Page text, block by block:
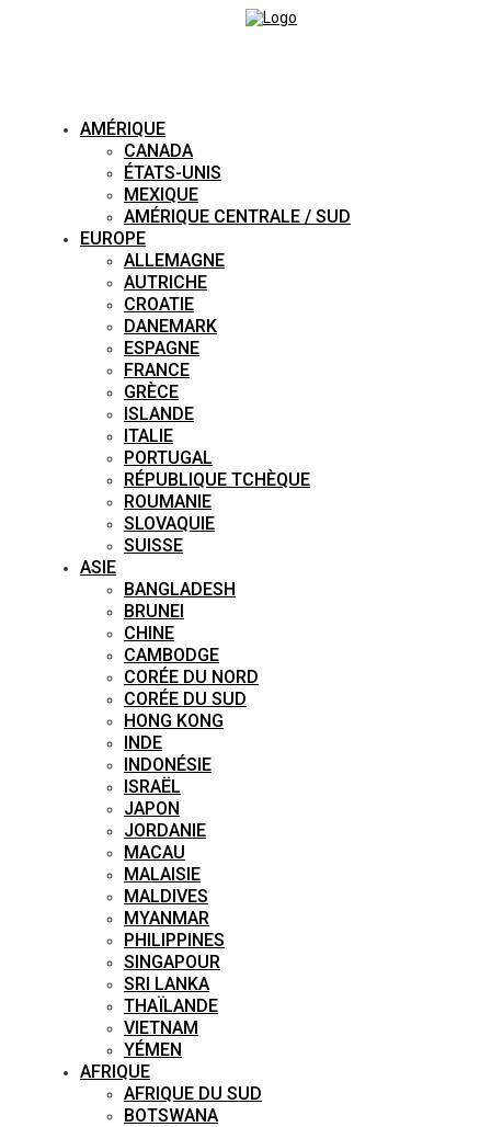
AMÉRIQUE
CANADA
ÉTATS-UNIS
MEXIQUE
AMÉRIQUE CENTRALE / SUD
EUROPE
ALLEMAGNE
AUTRICHE
CROATIE
DANEMARK
ESPAGNE
FRANCE
GRÈCE
ISLANDE
ITALIE
PORTUGAL
RÉPUBLIQUE TCHÈQUE
ROUMANIE
SLOVAQUIE
SUISSE
ASIE
BANGLADESH
BRUNEI
CHINE
CAMBODGE
CORÉE DU NORD
CORÉE DU SUD
HONG KONG
INDE
INDONÉSIE
ISRAËL
JAPON
JORDANIE
MACAU
MALAISIE
MALDIVES
MYANMAR
PHILIPPINES
SINGAPOUR
SRI LANKA
THAÏLANDE
VIETNAM
YÉMEN
AFRIQUE
AFRIQUE DU SUD
BOTSWANA